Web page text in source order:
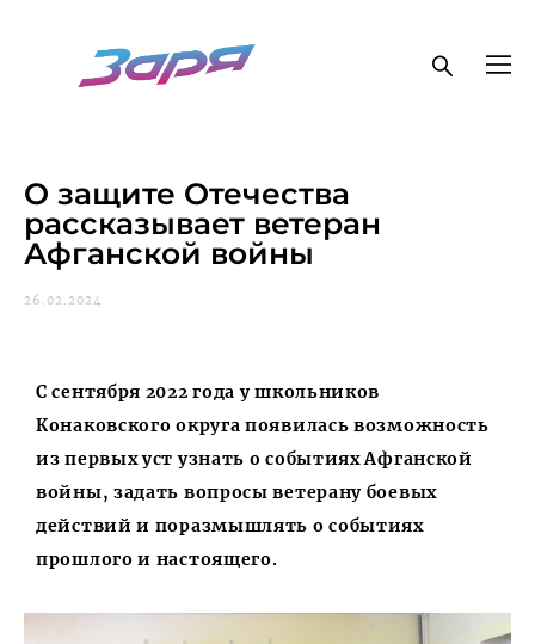
26.02.2024
О защите Отечества
рассказывает ветеран
Афганской войны
С сентября 2022 года у школьников
Конаковского округа появилась возможность
из первых уст узнать о событиях Афганской
войны, задать вопросы ветерану боевых
действий и поразмышлять о событиях
прошлого и настоящего.